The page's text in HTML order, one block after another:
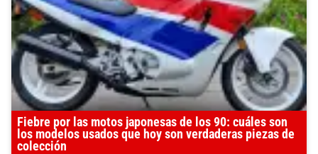
Fiebre por las motos japonesas de los 90: cuáles son
los modelos usados que hoy son verdaderas piezas de
colección